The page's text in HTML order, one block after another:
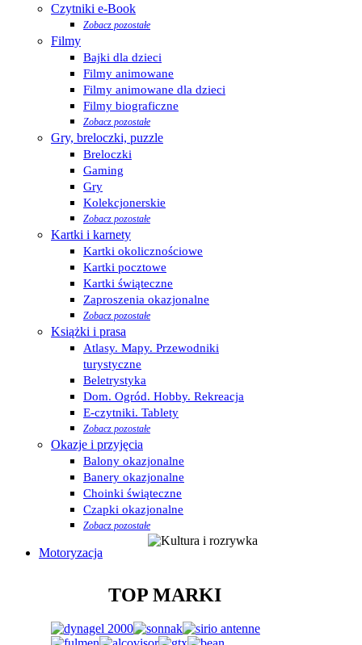
Czytniki e-Book
Zobacz pozostałe
Filmy
Bajki dla dzieci
Filmy animowane
Filmy animowane dla dzieci
Filmy biograficzne
Zobacz pozostałe
Gry, breloczki, puzzle
Breloczki
Gaming
Gry
Kolekcjonerskie
Zobacz pozostałe
Kartki i karnety
Kartki okolicznościowe
Kartki pocztowe
Kartki świąteczne
Zaproszenia okazjonalne
Zobacz pozostałe
Książki i prasa
Atlasy. Mapy. Przewodniki
turystyczne
Beletrystyka
Dom. Ogród. Hobby. Rekreacja
E-czytniki. Tablety
Zobacz pozostałe
Okazje i przyjęcia
Balony okazjonalne
Banery okazjonalne
Choinki świąteczne
Czapki okazjonalne
Zobacz pozostałe
Motoryzacja
TOP MARKI